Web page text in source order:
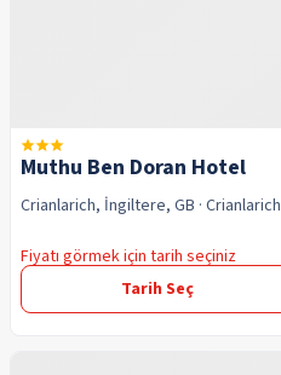
Muthu Ben Doran Hotel
Crianlarich, İngiltere, GB · Crianlarich
Fiyatı görmek için tarih seçiniz
Tarih Seç